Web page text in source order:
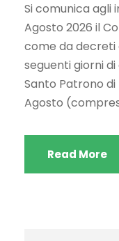
Si comunica agli
Agosto 2026 il
come da decreti
seguenti giorni
Santo Patrono di
Agosto
Read More